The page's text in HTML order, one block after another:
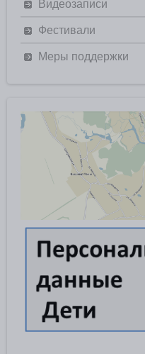
Видеозаписи
Фестивали
Меры поддержки